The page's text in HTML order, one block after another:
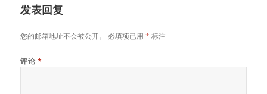
发表回复
您的邮箱地址不会被公开。 必填项已用* 标注
评论 *